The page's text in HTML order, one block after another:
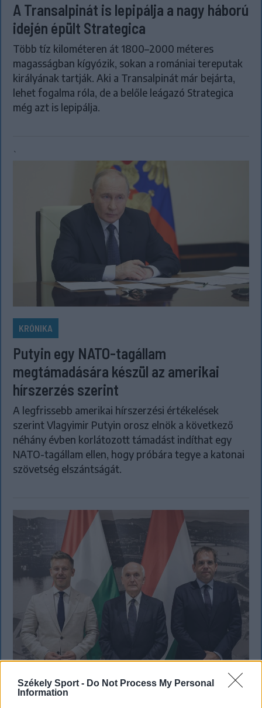
Székely Sport - Do Not Process My Personal
Information
A Transalpinát is lepipálja a nagy háború
idején épült Strategica
Több tíz kilométeren át 1800–2000 méteres
magasságban kígyózik, sokan a romániai tereputak
királyának tartják. Aki a Transalpinát már bejárta,
lehet fogalma róla, de a belőle leágazó Strategica
még azt is lepipálja.
`
KRÓNIKA
Putyin egy NATO-tagállam
megtámadására készül az amerikai
hírszerzés szerint
A legfrissebb amerikai hírszerzési értékelések
szerint Vlagyimir Putyin orosz elnök a következő
néhány évben korlátozott támadást indíthat egy
NATO-tagállam ellen, hogy próbára tegye a katonai
szövetség elszántságát.